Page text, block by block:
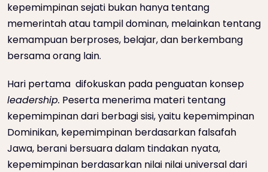
kepemimpinan sejati bukan hanya tentang
memerintah atau tampil dominan, melainkan tentang
kemampuan berproses, belajar, dan berkembang
bersama orang lain.
Hari pertama difokuskan pada penguatan konsep
leadership. Peserta menerima materi tentang
kepemimpinan dari berbagi sisi, yaitu kepemimpinan
Dominikan, kepemimpinan berdasarkan falsafah
Jawa, berani bersuara dalam tindakan nyata,
kepemimpinan berdasarkan nilai nilai universal dari